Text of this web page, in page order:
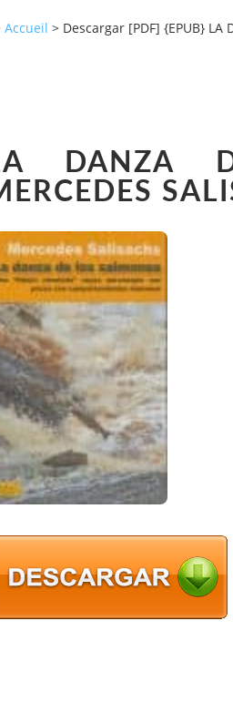
Accueil > Descargar [PDF] {EPUB} LA
DANZA